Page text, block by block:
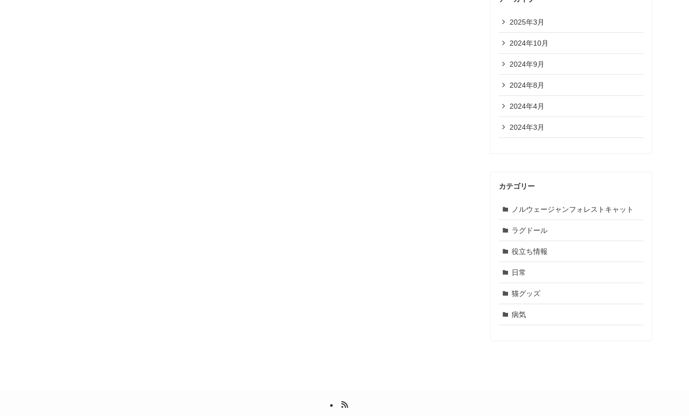
2025年3月
2024年10月
2024年9月
2024年8月
2024年4月
2024年3月
カテゴリー
ノルウェージャンフォレストキャット
ラグドール
役立ち情報
日常
猫グッズ
病気